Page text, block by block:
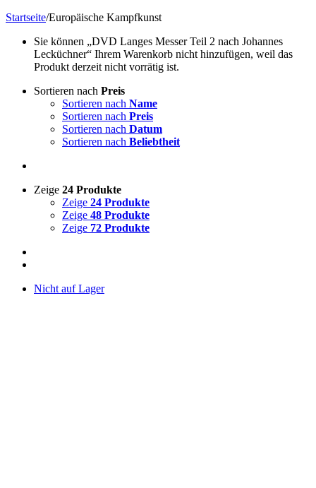
Startseite/Europäische Kampfkunst
Sie können „DVD Langes Messer Teil 2 nach Johannes
Lecküchner“ Ihrem Warenkorb nicht hinzufügen, weil das
Produkt derzeit nicht vorrätig ist.
Sortieren nach Preis
Sortieren nach Name
Sortieren nach Preis
Sortieren nach Datum
Sortieren nach Beliebtheit
Zeige 24 Produkte
Zeige 24 Produkte
Zeige 48 Produkte
Zeige 72 Produkte
Nicht auf Lager